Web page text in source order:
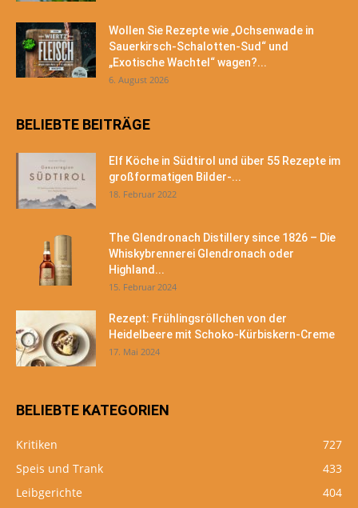
Wollen Sie Rezepte wie „Ochsenwade in
Sauerkirsch-Schalotten-Sud“ und
„Exotische Wachtel“ wagen?...
6. August 2026
BELIEBTE BEITRÄGE
Elf Köche in Südtirol und über 55 Rezepte im
großformatigen Bilder-...
18. Februar 2022
The Glendronach Distillery since 1826 – Die
Whiskybrennerei Glendronach oder
Highland...
15. Februar 2024
Rezept: Frühlingsröllchen von der
Heidelbeere mit Schoko-Kürbiskern-Creme
17. Mai 2024
BELIEBTE KATEGORIEN
Kritiken
727
Speis und Trank
433
Leibgerichte
404